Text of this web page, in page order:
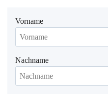
Vorname
Nachname